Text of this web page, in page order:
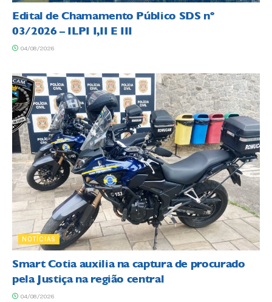
Edital de Chamamento Público SDS nº
03/2026 – ILPI I,II E III
04/08/2026
NOTÍCIAS
Smart Cotia auxilia na captura de procurado
pela Justiça na região central
04/08/2026